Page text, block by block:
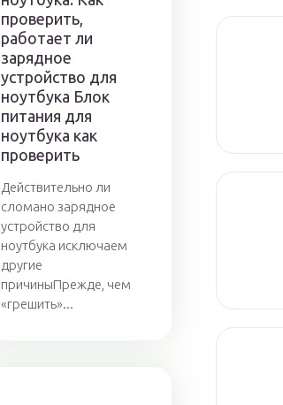
проверить,
работает ли
зарядное
устройство для
ноутбука Блок
питания для
ноутбука как
проверить
Действительно ли
сломано зарядное
устройство для
ноутбука исключаем
другие
причиныПрежде, чем
«грешить»...